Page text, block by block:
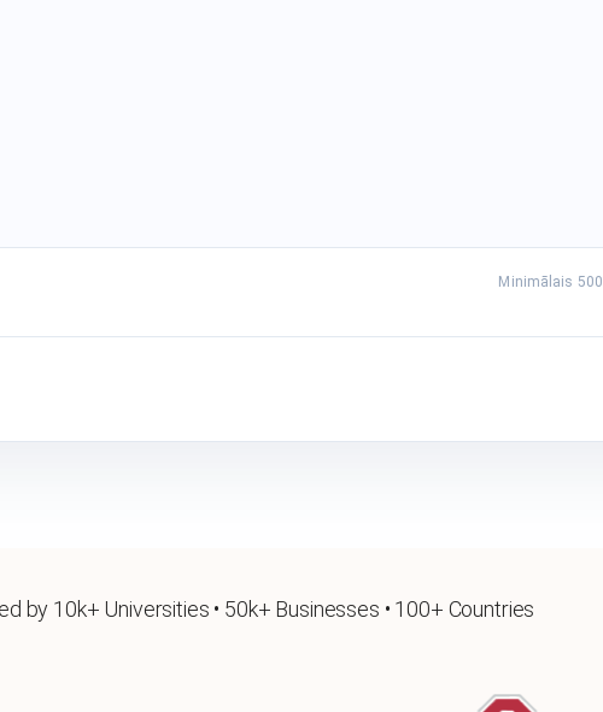
Minimālais 500
by 10k+ Universities • 50k+ Businesses • 100+ Countries